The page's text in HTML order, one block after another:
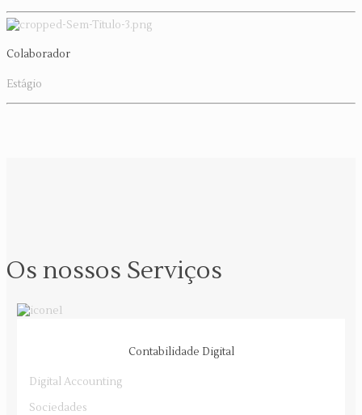
Colaborador
Estágio
Os nossos Serviços
Contabilidade Digital
Digital Accounting
Sociedades